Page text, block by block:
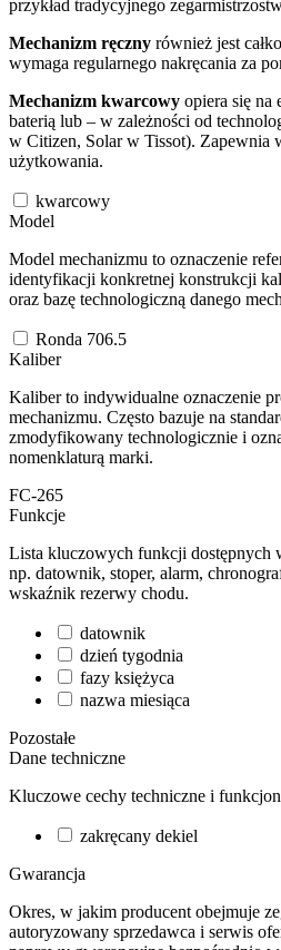
przykład tradycyjnego
Mechanizm ręczny również jest
wymaga regularnego nakręcania za
Mechanizm kwarcowy opiera się na
baterią lub – w zależności od
w Citizen, Solar w Tissot). Zapewnia
użytkowania.
kwarcowy
Model
Model mechanizmu to oznaczenie
identyfikacji konkretnej konstrukcji
oraz bazę technologiczną danego
Ronda 706.5
Kaliber
Kaliber to indywidualne oznaczenie
mechanizmu. Często bazuje na
zmodyfikowany technologicznie i
nomenklaturą marki.
FC-265
Funkcje
Lista kluczowych funkcji dostępnych
np. datownik, stoper, alarm,
wskaźnik rezerwy chodu.
datownik
dzień tygodnia
fazy księżyca
nazwa miesiąca
Pozostałe
Dane techniczne
Kluczowe cechy techniczne i
zakręcany dekiel
Gwarancja
Okres, w jakim producent obejmuje
autoryzowany sprzedawca i serwis